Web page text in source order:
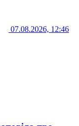
07.08.2026, 12:46